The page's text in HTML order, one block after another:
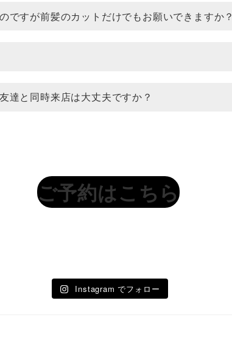
すが前髪のカットだけでもお願いできますか？
達と同時来店は大丈夫ですか？
ご予約はこちら
Instagram でフォロー